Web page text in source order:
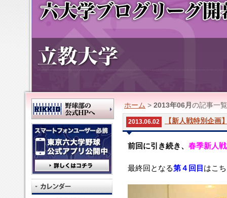
ホーム > 2013年06月 の記事一覧
2013.06.02 【新人戦特別企
前回に引き続き、 春季新人戦
最終回となる第４回目 はこ